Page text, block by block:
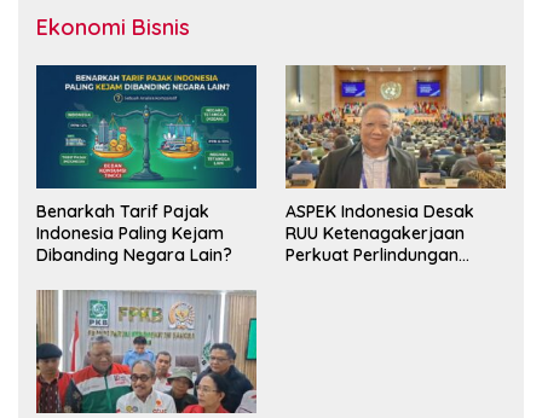
Ekonomi Bisnis
Benarkah Tarif Pajak
Indonesia Paling Kejam
Dibanding Negara Lain?
ASPEK Indonesia Desak
RUU Ketenagakerjaan
Perkuat Perlindungan